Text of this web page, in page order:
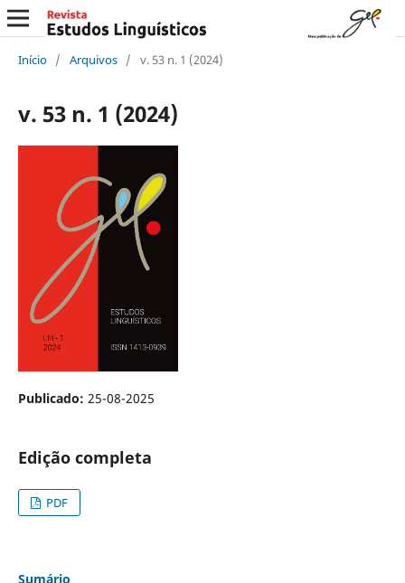
Início / Arquivos / v. 53 n. 1 (2024)
v. 53 n. 1 (2024)
Publicado: 25-08-2025
Edição completa
PDF
Sumário